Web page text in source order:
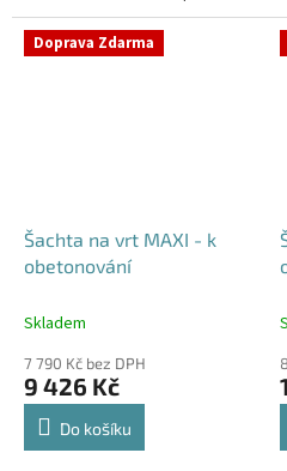
parkovací stání, komunikace
nebo do míst vyšším...
Doprava Zdarma
Šachta na vrt MAXI - k
obetonování
Skladem
7 790 Kč bez DPH
9 426 Kč
Do košíku